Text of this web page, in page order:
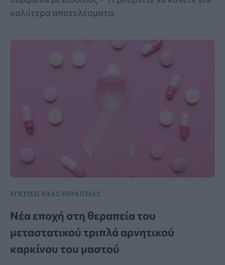
καλύτερα αποτελέσματα.
ΕΓΚΡΙΣΗ ΝΕΑΣ ΘΕΡΑΠΕΙΑΣ
Νέα εποχή στη θεραπεία του
μεταστατικού τριπλά αρνητικού
καρκίνου του μαστού